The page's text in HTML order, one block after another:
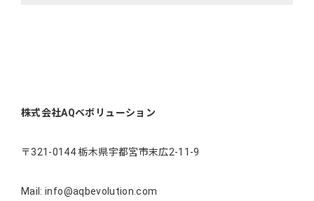
株式会社AQベボリューション
〒321-0144 栃木県宇都宮市末広2-11-9
Mail: info@aqbevolution.com